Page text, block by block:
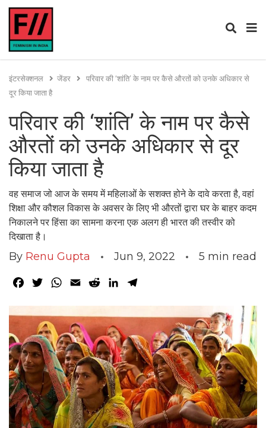
इंटरसेक्शनल जेंडर
परिवार की ‘शांति’ के नाम पर कैसे औरतों को उनके अधिकार से
दूर किया जाता है
परिवार की ‘शांति’ के नाम पर कैसे
औरतों को उनके अधिकार से दूर
किया जाता है
वह समाज जो आज के समय में महिलाओं के सशक्त होने के दावे करता है, वहां
शिक्षा और कौशल विकास के अवसर के लिए भी औरतों द्वारा घर के बाहर कदम
निकालने पर हिंसा का सामना करना एक अलग ही भारत की तस्वीर को
दिखाता है।
By Renu Gupta Jun 9, 2022 5 min read
Facebook
TwitterWhatsApp
Email RedditLinkedIn